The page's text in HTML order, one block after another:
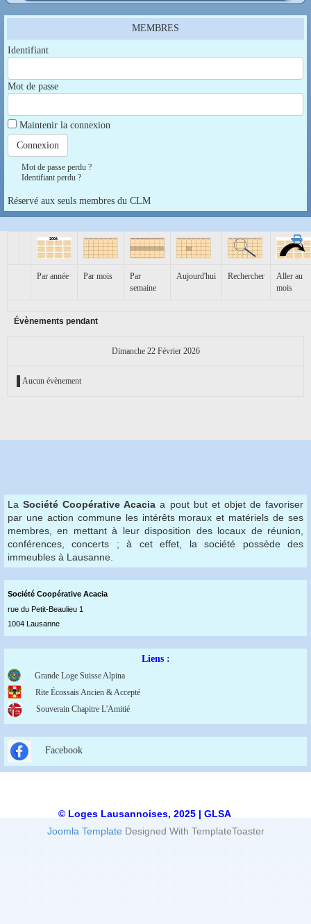
MEMBRES
Identifiant
Mot de passe
Maintenir la connexion
Mot de passe perdu ?
Identifiant perdu ?
Réservé aux seuls membres du CLM
Par année Par mois
Par
semaine
Aujourd'hui Rechercher
Aller au
mois
Évènements pendant
Dimanche 22 Février 2026
Aucun évènement
LaSociété Coopérative Acacia a pout but et objet de favoriser
par une action commune les intérêts moraux et matériels de ses
membres, en mettant à leur disposition des locaux de réunion,
conférences, concerts ; à cet effet, la société possède des
immeubles à Lausanne.
Société Coopérative Acacia
rue du Petit-Beaulieu 1
1004 Lausanne
Liens :
Grande Loge Suisse Alpina
Rite Écossais Ancien & Accepté
Souverain Chapitre L'Amitié
Facebook
© Loges Lausannoises, 2025 | GLSA
Joomla Template Designed With TemplateToaster